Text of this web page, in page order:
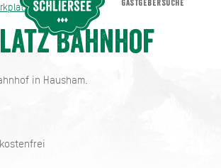
Bahnhof
Bahnhof
in Hausham.
Bahnhof
GASTGEBERSUCHE